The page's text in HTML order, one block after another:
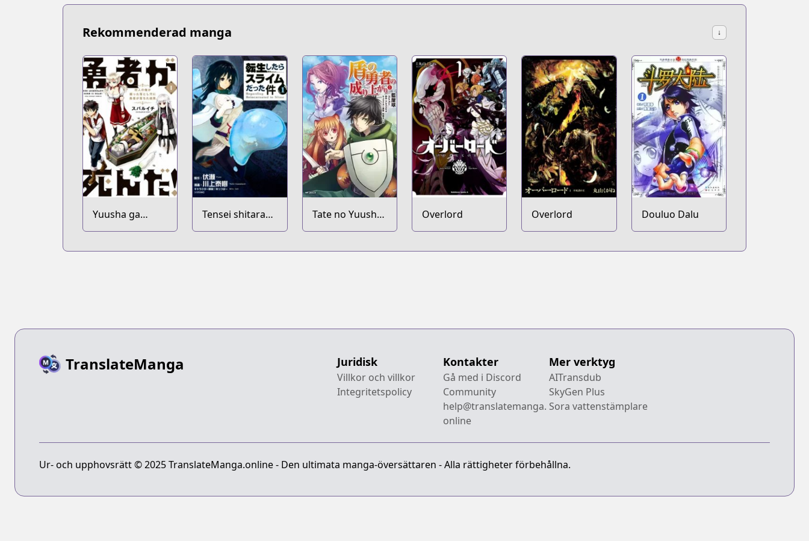
Rekommenderad manga ↓
Yuusha ga
Shinda!:
Tensei shitara
Slime Datta Ken
Tate no Yuusha
no Nariagari
Overlord Overlord Douluo Dalu
TranslateManga Juridisk
Villkor och villkor
Integritetspolicy
Kontakter
Gå med i Discord
Community
help@translatemanga.
online
Mer verktyg
AITransdub
SkyGen Plus
Sora vattenstämplare
Ur- och upphovsrätt © 2025 TranslateManga.online - Den ultimata manga-översättaren - Alla rättigheter förbehållna.